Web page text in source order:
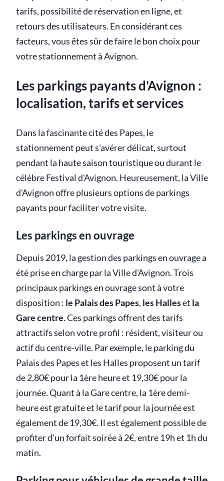
tarifs, possibilité de réservation en ligne, et
retours des utilisateurs. En considérant ces
facteurs, vous êtes sûr de faire le bon choix pour
votre stationnement à Avignon.
Les parkings payants d'Avignon :
localisation, tarifs et services
Dans la fascinante cité des Papes, le
stationnement peut s'avérer délicat, surtout
pendant la haute saison touristique ou durant le
célèbre Festival d'Avignon. Heureusement, la Ville
d'Avignon offre plusieurs options de parkings
payants pour faciliter votre visite.
Les parkings en ouvrage
Depuis 2019, la gestion des parkings en ouvrage a
été prise en charge par la Ville d'Avignon. Trois
principaux parkings en ouvrage sont à votre
disposition : le Palais des Papes, les Halleset la
Gare centre. Ces parkings offrent des tarifs
attractifs selon votre profil : résident, visiteur ou
actif du centre-ville. Par exemple, le parking du
Palais des Papes et les Halles proposent un tarif
de 2,80€ pour la 1ère heure et 19,30€ pour la
journée. Quant à la Gare centre, la 1ère demi-
heure est gratuite et le tarif pour la journée est
également de 19,30€. Il est également possible de
profiter d'un forfait soirée à 2€, entre 19h et 1h du
matin.